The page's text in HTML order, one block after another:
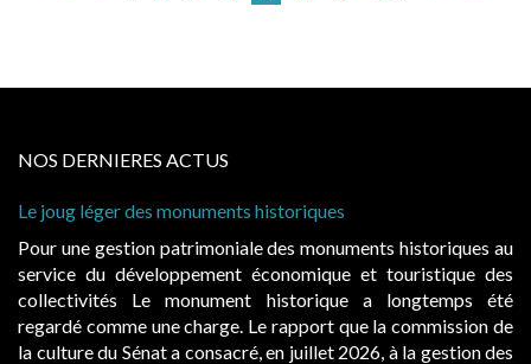
NOS DERNIERES ACTUS
monuments historiques au
et touristique des
a longtemps été
que la commission de
juillet 2026, à la gestion des
Cabines de plage : le juge admet
Evocatrices des bains de mer,
également un beau sujet
public, elles donnent lieu au
d’occupation. Saisies par des